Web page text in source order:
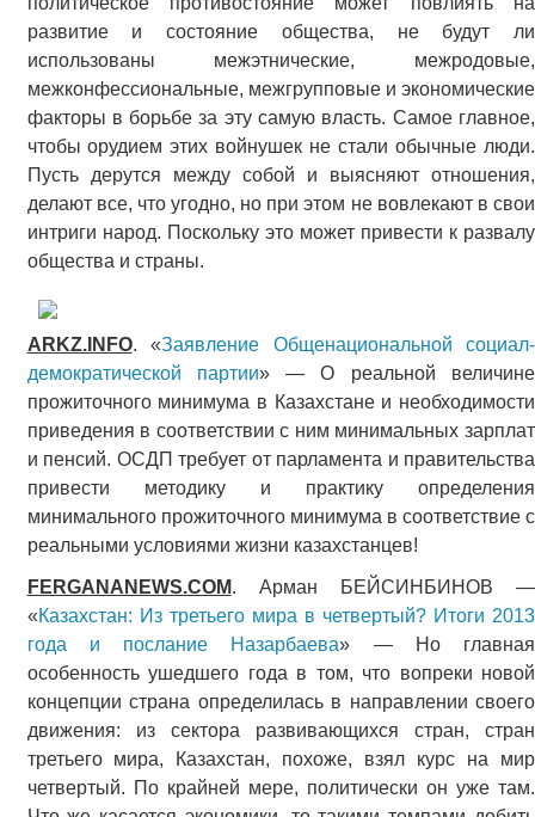
развитие и состояние общества, не будут ли
использованы межэтнические, межродовые,
межконфессиональные, межгрупповые и экономические
факторы в борьбе за эту самую власть. Самое главное,
чтобы орудием этих войнушек не стали обычные люди.
Пусть дерутся между собой и выясняют отношения,
делают все, что угодно, но при этом не вовлекают в свои
интриги народ. Поскольку это может привести к развалу
общества и страны.
ARKZ.INFO. «Заявление Общенациональной социал-
демократической партии» — О реальной величине
прожиточного минимума в Казахстане и необходимости
приведения в соответствии с ним минимальных зарплат
и пенсий. ОСДП требует от парламента и правительства
привести методику и практику определения
минимального прожиточного минимума в соответствие с
реальными условиями жизни казахстанцев!
FERGANANEWS.COM. Арман БЕЙСИНБИНОВ —
«Казахстан: Из третьего мира в четвертый? Итоги 2013
года и послание Назарбаева» — Но главная
особенность ушедшего года в том, что вопреки новой
концепции страна определилась в направлении своего
движения: из сектора развивающихся стран, стран
третьего мира, Казахстан, похоже, взял курс на мир
четвертый. По крайней мере, политически он уже там.